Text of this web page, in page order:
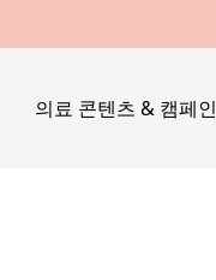
의료 콘텐츠 & 캠페인